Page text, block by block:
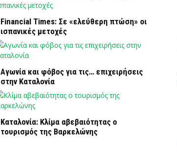
Financial Times: Σε «ελεύθερη πτώση» οι
ισπανικές μετοχές
Αγωνία και φόβος για τις… επιχειρήσεις
στην Καταλονία
Καταλονία: Κλίμα αβεβαιότητας ο
τουρισμός της Βαρκελώνης